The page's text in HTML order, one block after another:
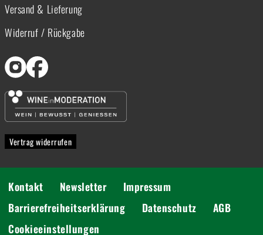
Versand & Lieferung
Widerruf / Rückgabe
Vertrag widerrufen
Kontakt Newsletter
Impressum
Barrierefreiheitserklärung
Datenschutz
AGB
Cookieeinstellungen